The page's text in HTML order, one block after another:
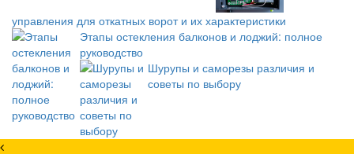
управления для откатных ворот и их характеристики
Этапы остекления балконов и лоджий: полное
руководство
Шурупы и саморезы различия и
советы по выбору